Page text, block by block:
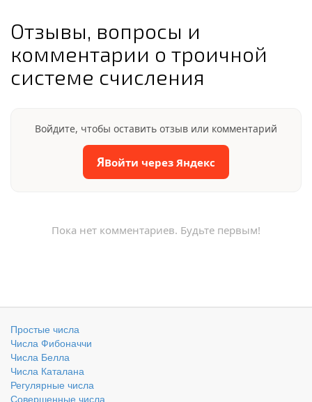
Отзывы, вопросы и
комментарии о троичной
системе счисления
Войдите, чтобы оставить отзыв или комментарий
ЯВойти через Яндекс
Пока нет комментариев. Будьте первым!
Простые числа
Числа Фибоначчи
Числа Белла
Числа Каталана
Регулярные числа
Совершенные числа